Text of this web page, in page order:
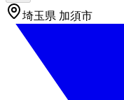
埼玉県 加須市